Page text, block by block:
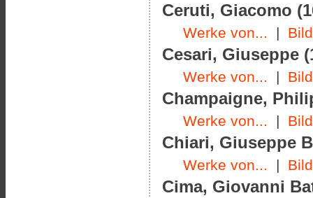
Ceruti, Giacomo
Werke von... |
Cesari, Giuseppe
Werke von... |
Champaigne,
Werke von... |
Chiari, Giuseppe
Werke von... |
Cima, Giovanni